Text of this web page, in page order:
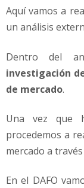
Aquí vamos a
un análisis
Dentro del
investigación
de mercado.
Una vez que
procedemos a
mercado a
En el DAFO